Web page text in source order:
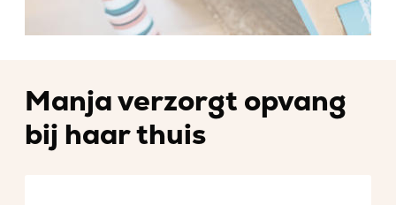
Manja verzorgt opvang
bij haar thuis